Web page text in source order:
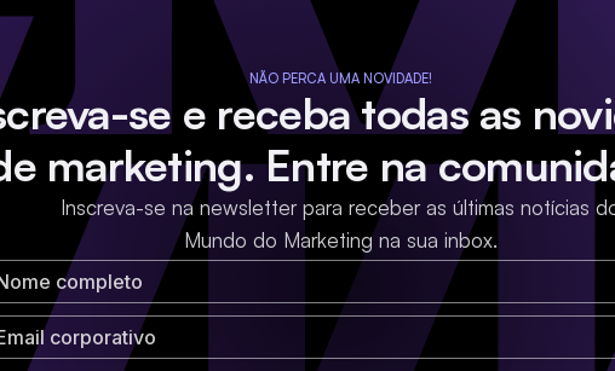
NÃO PERCA UMA NOVIDADE!
se e receba todas as
marketing. Entre na
Inscreva-se na newsletter para receber as últimas notícias
Mundo do Marketing na sua inbox.